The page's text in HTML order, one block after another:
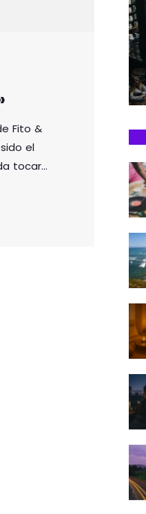
Fito &
el
tocar